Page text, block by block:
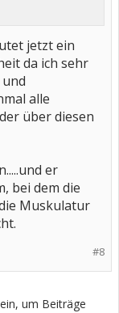
jetzt ein
da ich sehr
alle
über diesen
er
bei dem die
Muskulatur
#8
um Beiträge